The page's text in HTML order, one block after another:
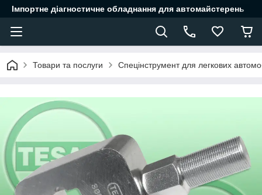
Імпортне діагностичне обладнання для автомайстерень
Товари та послуги Спецінструмент для легкових